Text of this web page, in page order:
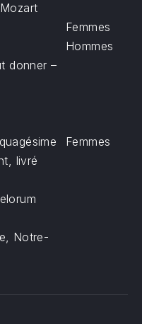
Femmes
Hommes
donner –
Femmes
livré
Notre-